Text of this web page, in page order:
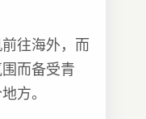
往海外，而
而备受青
方。